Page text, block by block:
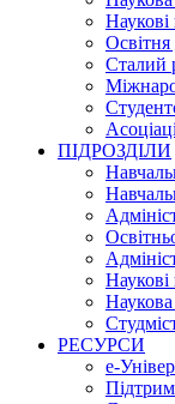
Наукові
Освітня
Сталий
ПІДРОЗДІЛИ
Наукові
Наукова
РЕСУРСИ
е-